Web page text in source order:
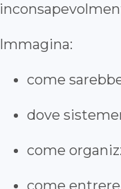
Immagina:
come
dove
come
come